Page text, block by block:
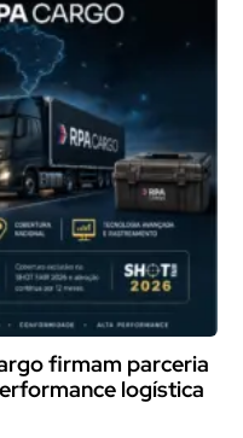
firmam parceria
logística